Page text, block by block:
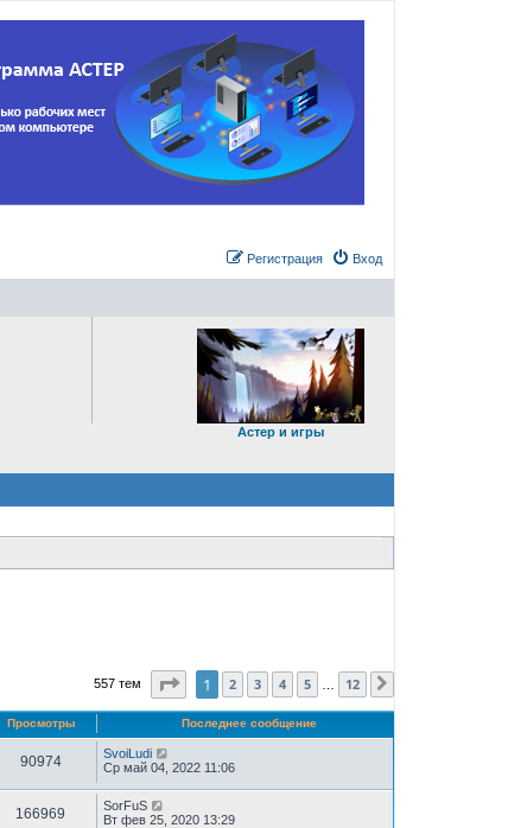
Вход
Регистрация
Астер и игры
557 тем Страница 1из12
1 2 3 4 5 12
Просмотры Последнее сообщение
90974
SvoiLudi
Ср май 04, 2022 11:06
166969
SorFuS
Вт фев 25, 2020 13:29